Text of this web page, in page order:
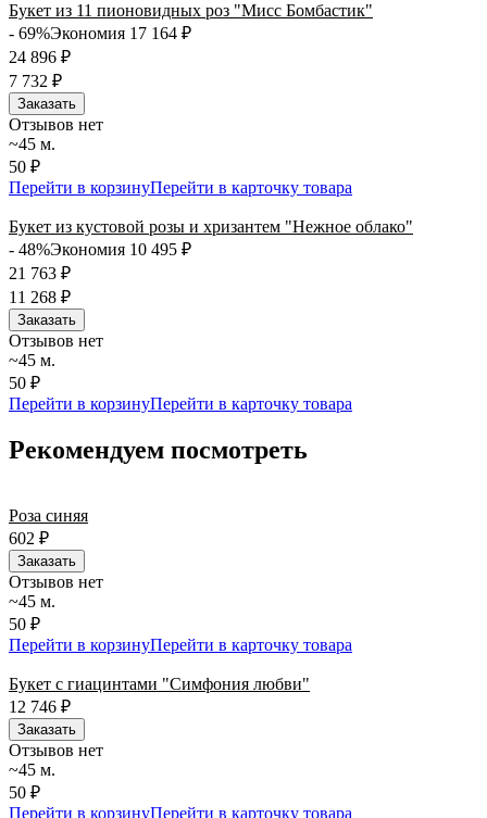
Букет из 11 пионовидных роз "Мисс Бомбастик"
- 69%Экономия 17 164 ₽
24 896 ₽
7 732 ₽
Заказать
Отзывов нет
~45 м.
50 ₽
Перейти в корзинуПерейти в карточку товара
Букет из кустовой розы и хризантем "Нежное облако"
- 48%Экономия 10 495 ₽
21 763 ₽
11 268 ₽
Заказать
Отзывов нет
~45 м.
50 ₽
Перейти в корзинуПерейти в карточку товара
Рекомендуем посмотреть
Роза синяя
602 ₽
Заказать
Отзывов нет
~45 м.
50 ₽
Перейти в корзинуПерейти в карточку товара
Букет с гиацинтами "Симфония любви"
12 746 ₽
Заказать
Отзывов нет
~45 м.
50 ₽
Перейти в корзинуПерейти в карточку товара